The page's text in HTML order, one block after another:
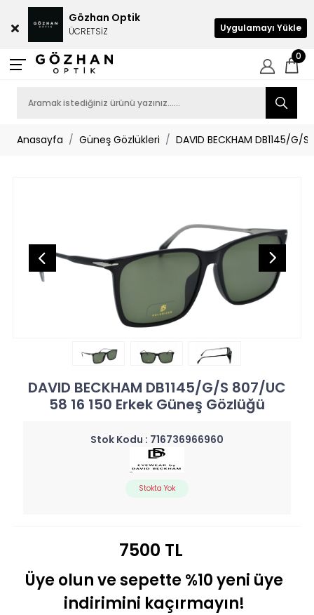
0
Anasayfa Güneş Gözlükleri DAVID BECKHAM DB1145/
DAVID BECKHAM DB1145/G/S 807/UC
58 16 150 Erkek Güneş Gözlüğü
Stok Kodu : 716736966960
Stokta Yok
7500 TL
Üye olun ve sepette %10 yeni üye
indirimini kaçırmayın!
Gözhan Optik
ÜCRETSİZ Uygulamayı Yükle